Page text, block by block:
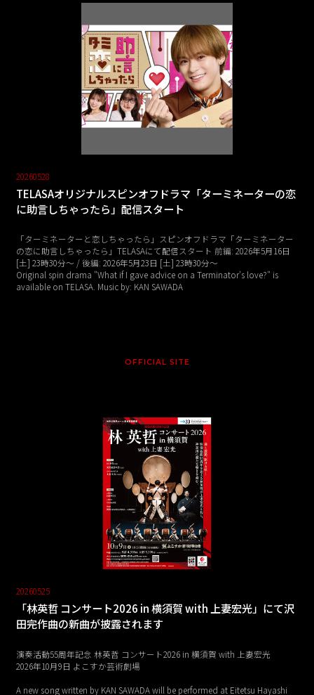
20260528
TELASAオリジナルスピンオフドラマ「ターミネーターの恋
に助言しちゃったら」配信スタート
「ターミネーターと恋しちゃったら」スピンオフドラマ「ターミネーター
の恋に助言しちゃったら」TELASAにて配信スタート 前編: 2026年5月16日
[土] 23時30分〜 / 後編: 2026年5月23日 [土] 23時30分～
Original spin drama "What if I gave advice on a Terminator's love?" is
available on TELASA. Music by: KAN SAWADA
OFFICIAL SITE
20260525
「林英哲 コンサート2026 in 横須賀 with 上妻宏光」にて沢
田完作曲の新曲が披露されます
演奏活動55周年記念 林英哲 コンサート2026 in 横須賀 with 上妻宏光
2026年10月9日 よこすか芸術劇場
A new song written by KAN SAWADA will be performed at Eitetsu Hayashi